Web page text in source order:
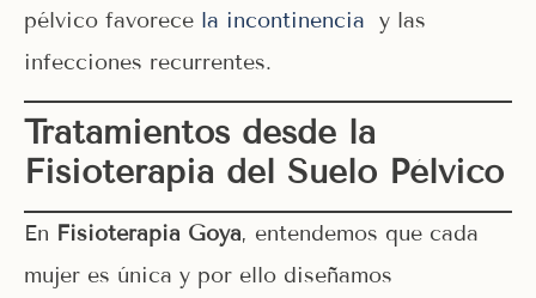
pélvico favorece la incontinencia y las
infecciones recurrentes.
Tratamientos desde la
Fisioterapia del Suelo Pélvico
En Fisioterapia Goya, entendemos que cada
mujer es única y por ello diseñamos